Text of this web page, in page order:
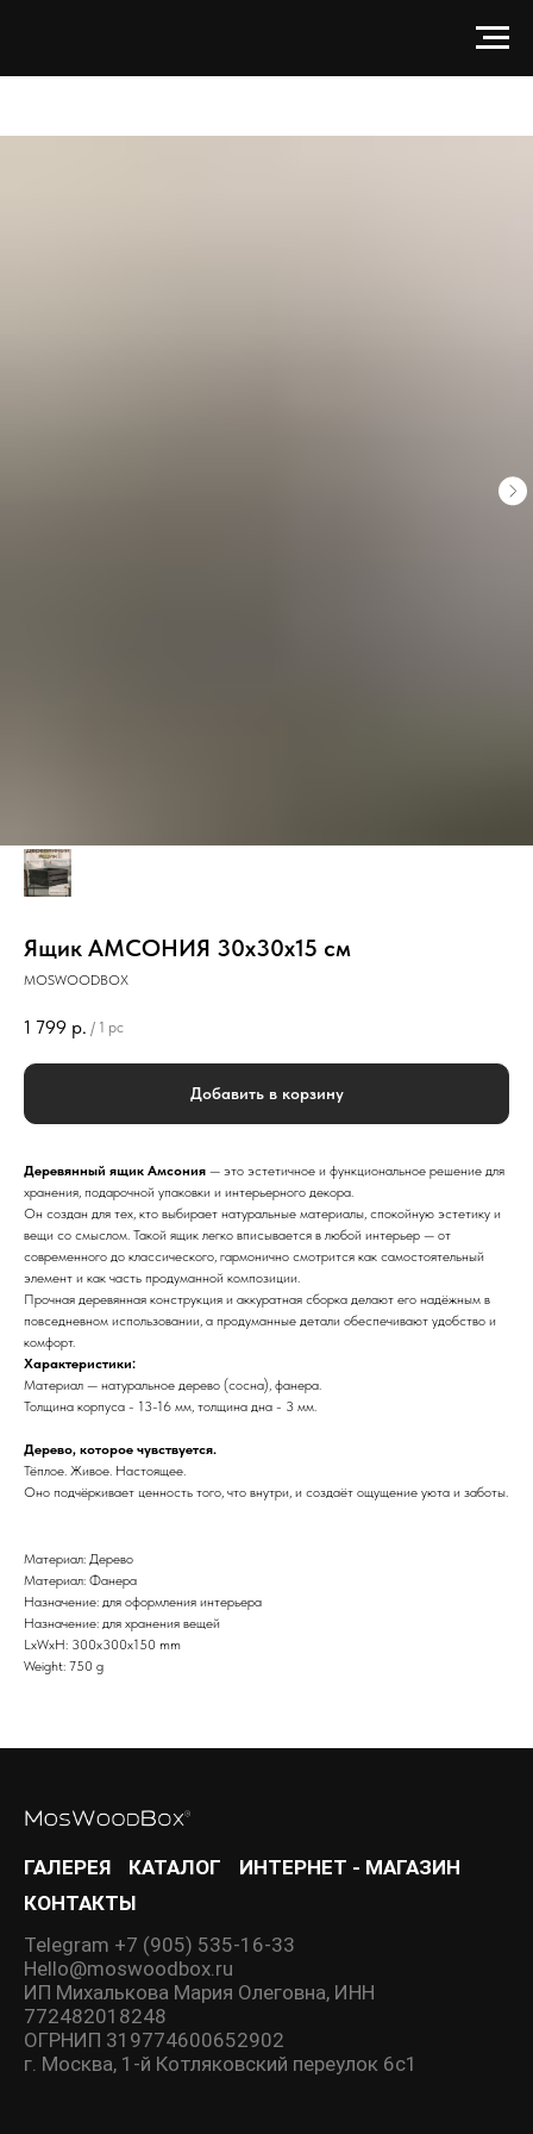
Ящик АМСОНИЯ 30х30х15 см
MOSWOODBOX
1 799 р. / 1 pc
Добавить в корзину
Деревянный ящик Амсония — это эстетичное и функциональное решение для
хранения, подарочной упаковки и интерьерного декора.
Он создан для тех, кто выбирает натуральные материалы, спокойную эстетику и
вещи со смыслом. Такой ящик легко вписывается в любой интерьер — от
современного до классического, гармонично смотрится как самостоятельный
элемент и как часть продуманной композиции.
Прочная деревянная конструкция и аккуратная сборка делают его надёжным в
повседневном использовании, а продуманные детали обеспечивают удобство и
комфорт.
Характеристики:
Материал — натуральное дерево (сосна), фанера.
Толщина корпуса - 13-16 мм, толщина дна - 3 мм.
Дерево, которое чувствуется.
Тёплое. Живое. Настоящее.
Оно подчёркивает ценность того, что внутри, и создаёт ощущение уюта и заботы.
Материал: Дерево
Материал: Фанера
Назначение: для оформления интерьера
Назначение: для хранения вещей
LxWxH: 300x300x150 mm
Weight: 750 g
ГАЛЕРЕЯ КАТАЛОГ
ИНТЕРНЕТ - МАГАЗИН
КОНТАКТЫ
Telegram +7 (905) 535-16-33
Hello@moswoodbox.ru
ИП Михалькова Мария Олеговна, ИНН
772482018248
ОГРНИП 319774600652902
г. Москва, 1-й Котляковский переулок 6с1